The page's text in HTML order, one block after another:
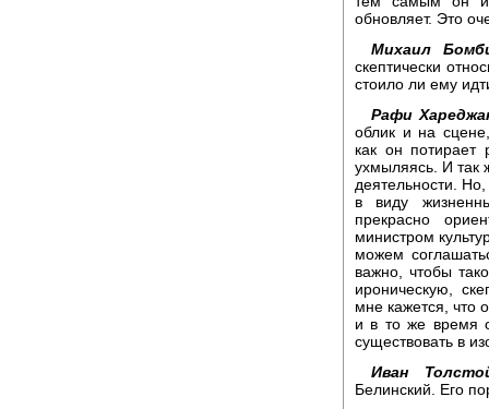
обновляет. Это
Михаил
скептически
стоило ли ему
Рафи
облик и на
как он потирает
ухмыляясь. И так
деятельности.
в виду
прекрасно
министром
можем
важно, чтобы
ироническую,
мне кажется, что
и в то же время
существовать в
Иван
Белинский. Его